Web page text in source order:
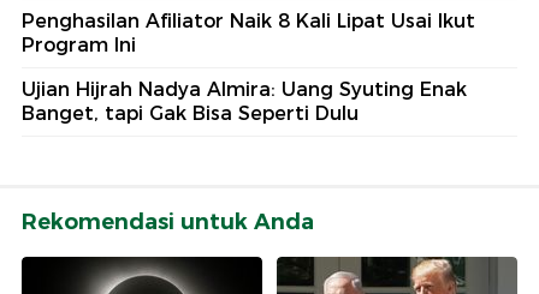
Penghasilan Afiliator Naik 8 Kali Lipat Usai Ikut
Program Ini
Ujian Hijrah Nadya Almira: Uang Syuting Enak
Banget, tapi Gak Bisa Seperti Dulu
Rekomendasi untuk Anda